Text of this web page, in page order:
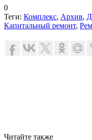
0
Теги: Комплекс, Архив,
Капитальный ремонт,
Читайте также